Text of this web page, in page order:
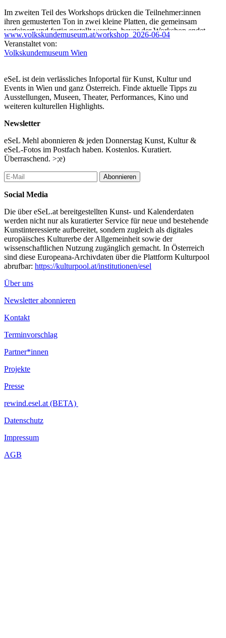
Im zweiten Teil des Workshops drücken die Teilnehmer:innen
ihren gemusterten Ton in zwei kleine Platten, die gemeinsam
verfeinert und fertig gestellt werden, bevor der Workshop endet.
Alle Stücke werden anschließend im Studio bisquitgebrannt,
fertig bearbeitet und glasiert. Nach 3 Wochen können die Werke
persönlich im Studio von Yvonne Rausch im 4. Bezirk abgeholt
Sprache: Deutsch
Wo? &Friends, Schleifmühlgasse 5, 1040 Wien
Teilnehmer:innenzahl: 10
Teilnahme kostenlos
Anmeldung erbeten
...Mehr lesen
www.volkskundemuseum.at/workshop_2026-06-04
Veranstaltet von:
Volkskundemuseum Wien
eSeL ist dein verlässliches Infoportal für Kunst, Kultur und
Events in Wien und ganz Österreich. Finde aktuelle Tipps zu
Ausstellungen, Museen, Theater, Performances, Kino und
weiteren kulturellen Highlights.
Newsletter
eSeL Mehl abonnieren & jeden Donnerstag Kunst, Kultur &
eSeL-Fotos im Postfach haben. Kostenlos. Kuratiert.
Überraschend. >;e)
Abonnieren
Social Media
Die über eSeL.at bereitgestellten Kunst- und Kalenderdaten
werden nicht nur als kuratierter Service für neue und bestehende
Kunstinteressierte aufbereitet, sondern zugleich als digitales
europäisches Kulturerbe der Allgemeinheit sowie der
wissenschaftlichen Nutzung zugänglich gemacht. In Österreich
sind diese Europeana-Archivdaten über die Plattform Kulturpool
abrufbar: https://kulturpool.at/institutionen/esel
Über uns
Newsletter abonnieren
Kontakt
Terminvorschlag
Partner*innen
Projekte
Presse
rewind.esel.at (BETA)
Datenschutz
Impressum
AGB